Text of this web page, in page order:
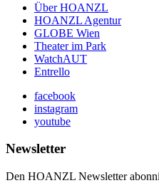
Über HOANZL
HOANZL Agentur
GLOBE Wien
Theater im Park
WatchAUT
Entrello
facebook
instagram
youtube
Newsletter
Den HOANZL Newsletter